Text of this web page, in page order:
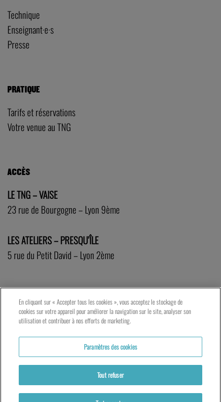
Technique
Enseignant·e·s
Presse
PRATIQUE
Tarifs et réservations
Votre venue au TNG
ACCÈS
LE TNG – VAISE
23 rue de Bourgogne – Lyon 9ème
LES ATELIERS – PRESQU’ÎLE
5 rue du Petit David – Lyon 2ème
En cliquant sur « Accepter tous les cookies », vous acceptez le stockage de
cookies sur votre appareil pour améliorer la navigation sur le site, analyser son
utilisation et contribuer à nos efforts de marketing.
Paramètres des cookies
Tout refuser